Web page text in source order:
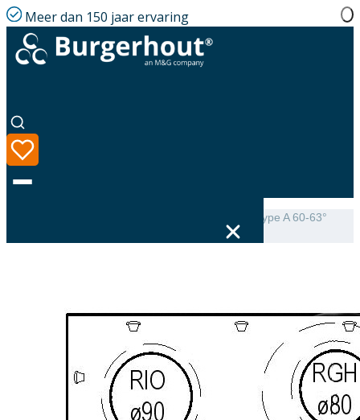
Meer dan 150 jaar ervaring
Downloads
Mini-Delta Dakbeschotplaat type A 60-63°